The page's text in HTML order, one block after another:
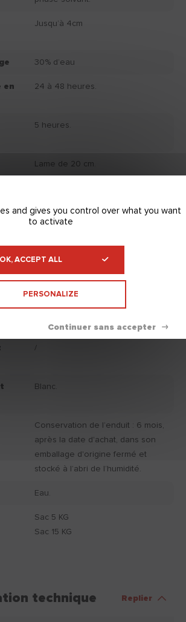
Jusqu’à 4cm
30% d’eau
en
24 à 48 heures.
5 heures.
Lame de 20 cm.
température inférieure à +5°C et
d’hygrométrie supérieur à 80%.
1300.00
/
Blanc.
Conservation de l’enduit : 6 mois,
après la date d'achat, dans son
emballage d'origine fermé et
stocké à l’abri de l’humidité.
Eau.
Sac 5 KG
Sac 15 KG
technique Replier
and gives you control over what you want
to activate
OK, ACCEPT ALL
PERSONALIZE